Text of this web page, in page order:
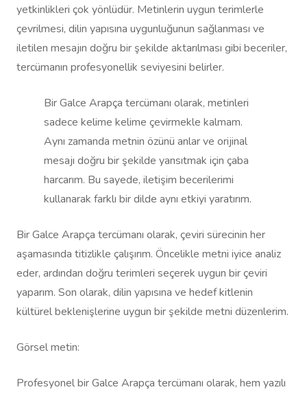
yetkinlikleri çok yönlüdür. Metinlerin uygun terimlerle
çevrilmesi, dilin yapısına uygunluğunun sağlanması ve
iletilen mesajın doğru bir şekilde aktarılması gibi beceriler,
tercümanın profesyonellik seviyesini belirler.
Bir Galce Arapça tercümanı olarak, metinleri
sadece kelime kelime çevirmekle kalmam.
Aynı zamanda metnin özünü anlar ve orijinal
mesajı doğru bir şekilde yansıtmak için çaba
harcarım. Bu sayede, iletişim becerilerimi
kullanarak farklı bir dilde aynı etkiyi yaratırım.
Bir Galce Arapça tercümanı olarak, çeviri sürecinin her
aşamasında titizlikle çalışırım. Öncelikle metni iyice analiz
eder, ardından doğru terimleri seçerek uygun bir çeviri
yaparım. Son olarak, dilin yapısına ve hedef kitlenin
kültürel beklenişlerine uygun bir şekilde metni düzenlerim.
Görsel metin:
Profesyonel bir Galce Arapça tercümanı olarak, hem yazılı